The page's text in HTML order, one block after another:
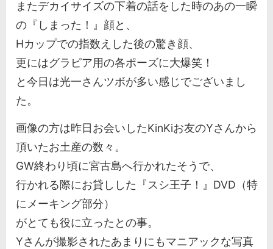
またデカイサイズの下着の話をした時のあの一瞬
の『しまった！』顔と、
Hカップでの指数えした後の驚き顔、
更にはグラピア用の各ポーズに大爆笑！
と今日は光一さんツボが多い感じでございまし
た。
画像の方は昨日お会いしたKinKiお友のYさんから
頂いたお土産の数々。
GW終わり頃に宮古島へ行かれたそうで、
行かれる際にお貸しした『スシ王子！』DVD（特
にメーキング部分）
がとても役に立ったとの事。
Yさんが撮影されたあまりにもマニアックな写真